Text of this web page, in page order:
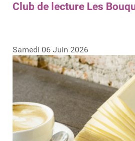
Club de lecture Les
Samedi 06 Juin 2026